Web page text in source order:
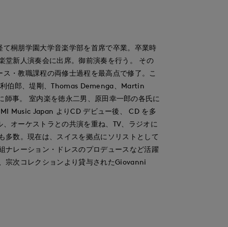
桐朋学園大学音楽学部を首席で卒業。卒業時
堂新人演奏会に出席。御前演奏を行う。 その
・教職課程の両修士過程を最高点で修了。こ
伯郎、堤剛、Thomas Demenga、Martin
事。 室内楽を徳永二男、原田幸一郎の各氏に
Music Japan よりCD デビュー後、 CD を多
オーケストラとの共演を重ね、TV、ラジオに
多数。現在は、スイスを拠点にソリストとして
ナレーション・ドレスのプロデュースなど活躍
宗次コレクションより貸与されたGiovanni